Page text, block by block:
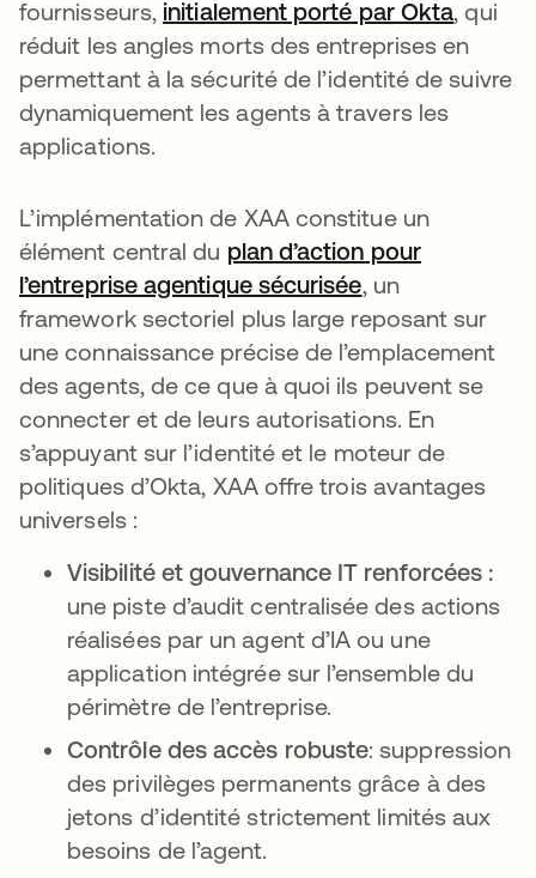
fournisseurs, initialement porté par Okta, qui
réduit les angles morts des entreprises en
permettant à la sécurité de l’identité de suivre
dynamiquement les agents à travers les
applications.
L’implémentation de XAA constitue un
élément central du plan d’action pour
l’entreprise agentique sécurisée, un
framework sectoriel plus large reposant sur
une connaissance précise de l’emplacement
des agents, de ce que à quoi ils peuvent se
connecter et de leurs autorisations. En
s’appuyant sur l’identité et le moteur de
politiques d’Okta, XAA offre trois avantages
universels :
Visibilité et gouvernance IT renforcées :
une piste d’audit centralisée des actions
réalisées par un agent d’IA ou une
application intégrée sur l’ensemble du
périmètre de l’entreprise.
Contrôle des accès robuste: suppression
des privilèges permanents grâce à des
jetons d’identité strictement limités aux
besoins de l’agent.